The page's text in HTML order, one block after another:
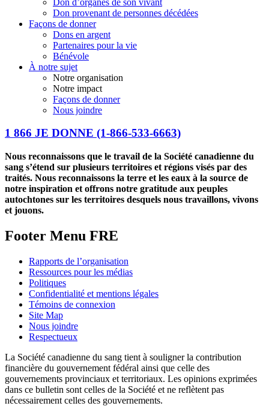
Don provenant de personnes décédées
Façons de donner
Dons en argent
Partenaires pour la vie
Bénévole
À notre sujet
Notre organisation
Notre impact
Façons de donner
Nous joindre
1 866 JE DONNE (1-866-533-6663)
Nous reconnaissons que le travail de la Société canadienne du
sang s’étend sur plusieurs territoires et régions visés par des
traités. Nous reconnaissons la terre et les eaux à la source de
notre inspiration et offrons notre gratitude aux peuples
autochtones sur les territoires desquels nous travaillons, vivons
et jouons.
Footer Menu FRE
Rapports de l’organisation
Ressources pour les médias
Politiques
Confidentialité et mentions légales
Témoins de connexion
Site Map
Nous joindre
Respectueux
La Société canadienne du sang tient à souligner la contribution
financière du gouvernement fédéral ainsi que celle des
gouvernements provinciaux et territoriaux. Les opinions exprimées
dans ce bulletin sont celles de la Société et ne reflètent pas
nécessairement celles des gouvernements.